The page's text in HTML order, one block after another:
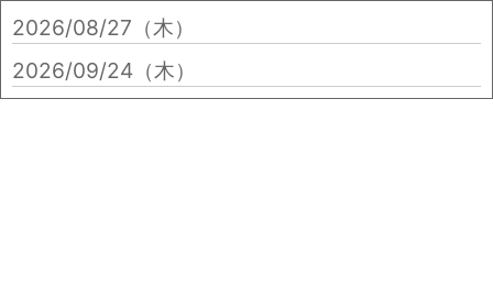
2026/08/27（木）
2026/09/24（木）